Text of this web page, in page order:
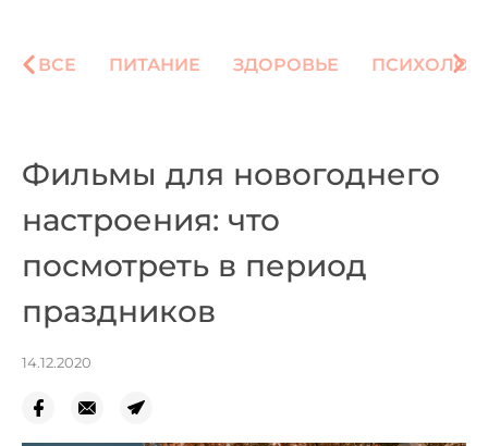
ВСЕ ПИТАНИЕ ЗДОРОВЬЕ
Фильмы для новогоднего
настроения: что
посмотреть в период
праздников
14.12.2020